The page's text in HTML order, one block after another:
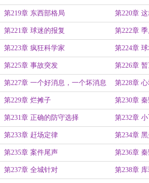
第219章 东西部格局 第220章 这
第221章 球迷的报复 第222章
第223章 疯狂科学家 第224章
第225章 事故突发 第226章
第227章 一个好消息，一个坏消息 第228章
第229章 烂摊子 第230章
第231章 正确的防守选择 第232章 小
第233章 赶场定律 第234章
第235章 案件尾声 第236章
第237章 全城针对 第238章